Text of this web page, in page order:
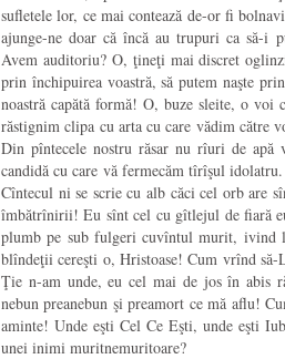
sufletele lor, ce mai contează de-or fi
ajunge-ne doar că încă au trupuri ca să-i
Avem auditoriu? O, ţineţi mai discret
prin închipuirea voastră, să putem naşte
noastră capătă formă! O, buze sleite, o voi
răstignim clipa cu arta cu care vădim către
Din pîntecele nostru răsar nu rîuri de apă
candidă cu care vă fermecăm tîrîşul
Cîntecul ni se scrie cu alb căci cel orb are
îmbătrînirii! Eu sînt cel cu gîtlejul de fiară
plumb pe sub fulgeri cuvîntul murit, ivind
blîndeţii cereşti o, Hristoase! Cum vrînd
Ţie n-am unde, eu cel mai de jos în abis
nebun preanebun şi preamort ce mă aflu!
aminte! Unde eşti Cel Ce Eşti, unde eşti
unei inimi muritnemuritoare?